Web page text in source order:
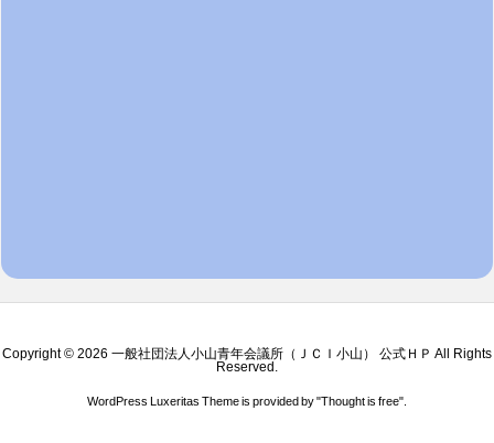
Copyright © 2026 一般社団法人小山青年会議所（ＪＣＩ小山） 公式ＨＰ All Rights
Reserved.
WordPress Luxeritas Theme is provided by "Thought is free".